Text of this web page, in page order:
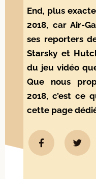
End, plus
2018, car Air-
ses reporters
Starsky et
du jeu vidéo
Que nous
2018, c’est ce
cette page